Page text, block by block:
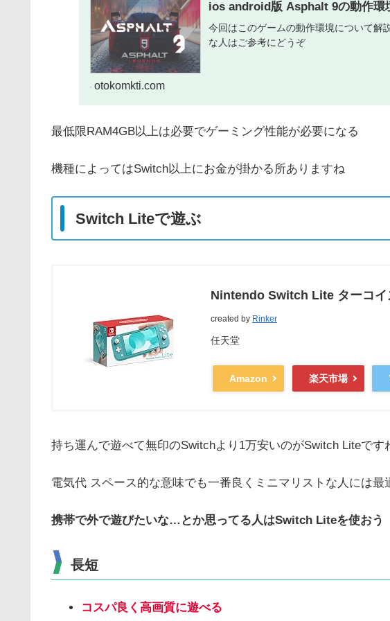
ios android版 Asphalt 9の動作環
今回はこのゲームの動作環境について解
な人はご参考にどうぞ
otokomkti.com
最低限RAM4GB以上は必要でゲーミング性能が必要になる
機種によってはSwitch以上にお金が掛かる所ありますね
Switch Liteで遊ぶ
Nintendo Switch Lite ターコイ
created by Rinker
任天堂
Amazon 楽天市場
持ち運んで遊べて無印のSwitchより1万安いのがSwitch Liteです
電気代 スペース的な意味でも一番良くミニマリストな人には最
携帯で外で遊びたいな…とか思ってる人はSwitch Liteを使おう
長短
コスパ良く高画質に遊べる